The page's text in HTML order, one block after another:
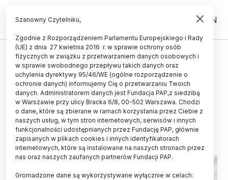
PL EN
ŻYCIE
Naukowcy o rozwiązaniach przy
autostradach: górne przejścia
najlepiej służą dzikim zwierzętom
02.09.2020
aktualizacja: 03.09.2020
3 minuty czytania
Szanowny Czytelniku,
Zgodnie z Rozporządzeniem Parlamentu Europejskiego i Rady
(UE) z dnia 27 kwietnia 2016 r. w sprawie ochrony osób
fizycznych w związku z przetwarzaniem danych osobowych i
w sprawie swobodnego przepływu takich danych oraz
uchylenia dyrektywy 95/46/WE (ogólne rozporządzenie o
ochronie danych) informujemy Cię o przetwarzaniu Twoich
danych. Administratorem danych jest Fundacja PAP,z siedzibą
w Warszawie przy ulicy Bracka 6/8, 00-502 Warszawa. Chodzi
o dane, które są zbierane w ramach korzystania przez Ciebie z
naszych usług, w tym stron internetowych, serwisów i innych
funkcjonalności udostępnianych przez Fundację PAP, głównie
zapisanych w plikach cookies i innych identyfikatorach
internetowych, które są instalowane na naszych stronach przez
nas oraz naszych zaufanych partnerów Fundacji PAP.
Gromadzone dane są wykorzystywane wyłącznie w celach: